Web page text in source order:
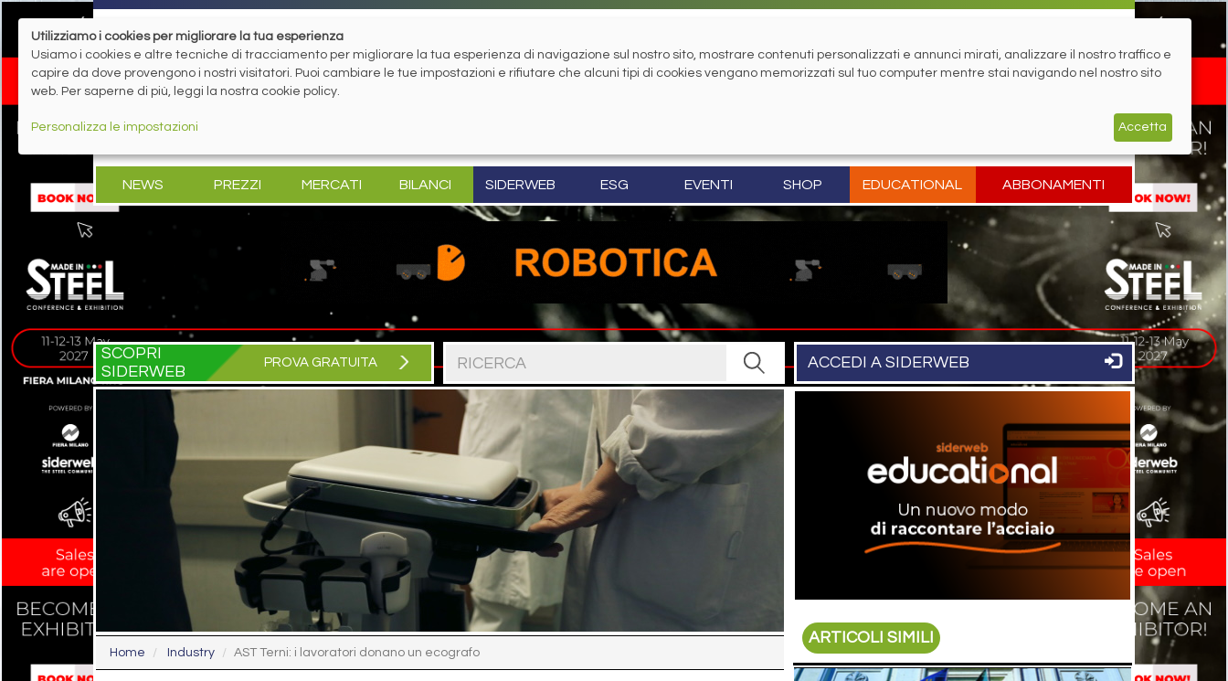
NEWS PREZZI MERCATI BILANCI SIDERWEB ESG EVENTI SHOP EDUCATIONAL ABBONAMENTI
SCOPRI
SIDERWEB
PROVA GRATUITA ACCEDI A SIDERWEB
Home Industry AST Terni: i lavoratori donano un ecografo
ARTICOLI SIMILI
Utilizziamo i cookies per migliorare la tua esperienza
Usiamo i cookies e altre tecniche di tracciamento per migliorare la tua esperienza di navigazione sul nostro sito, mostrare contenuti personalizzati e annunci mirati, analizzare il nostro traffico e
capire da dove provengono i nostri visitatori. Puoi cambiare le tue impostazioni e rifiutare che alcuni tipi di cookies vengano memorizzati sul tuo computer mentre stai navigando nel nostro sito
web. Per saperne di più, leggi la nostra cookie policy.
Personalizza le impostazioni Accetta